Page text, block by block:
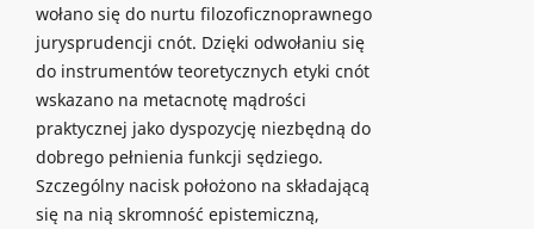
wołano się do nurtu filozoficznoprawnego
jurysprudencji cnót. Dzięki odwołaniu się
do instrumentów teoretycznych etyki cnót
wskazano na metacnotę mądrości
praktycznej jako dyspozycję niezbędną do
dobrego pełnienia funkcji sędziego.
Szczególny nacisk położono na składającą
się na nią skromność epistemiczną,